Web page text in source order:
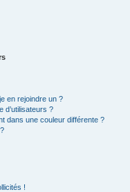
en rejoindre un ?
d’utilisateurs ?
dans une couleur différente ?
!